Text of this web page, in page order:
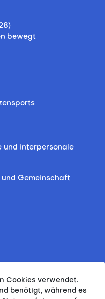
bewegt
und interpersonale
Gemeinschaft
Cookies verwendet.
benötigt, während es